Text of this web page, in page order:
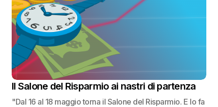
Il Salone del Risparmio ai nastri di partenza
"Dal 16 al 18 maggio torna il Salone del Risparmio. E lo fa